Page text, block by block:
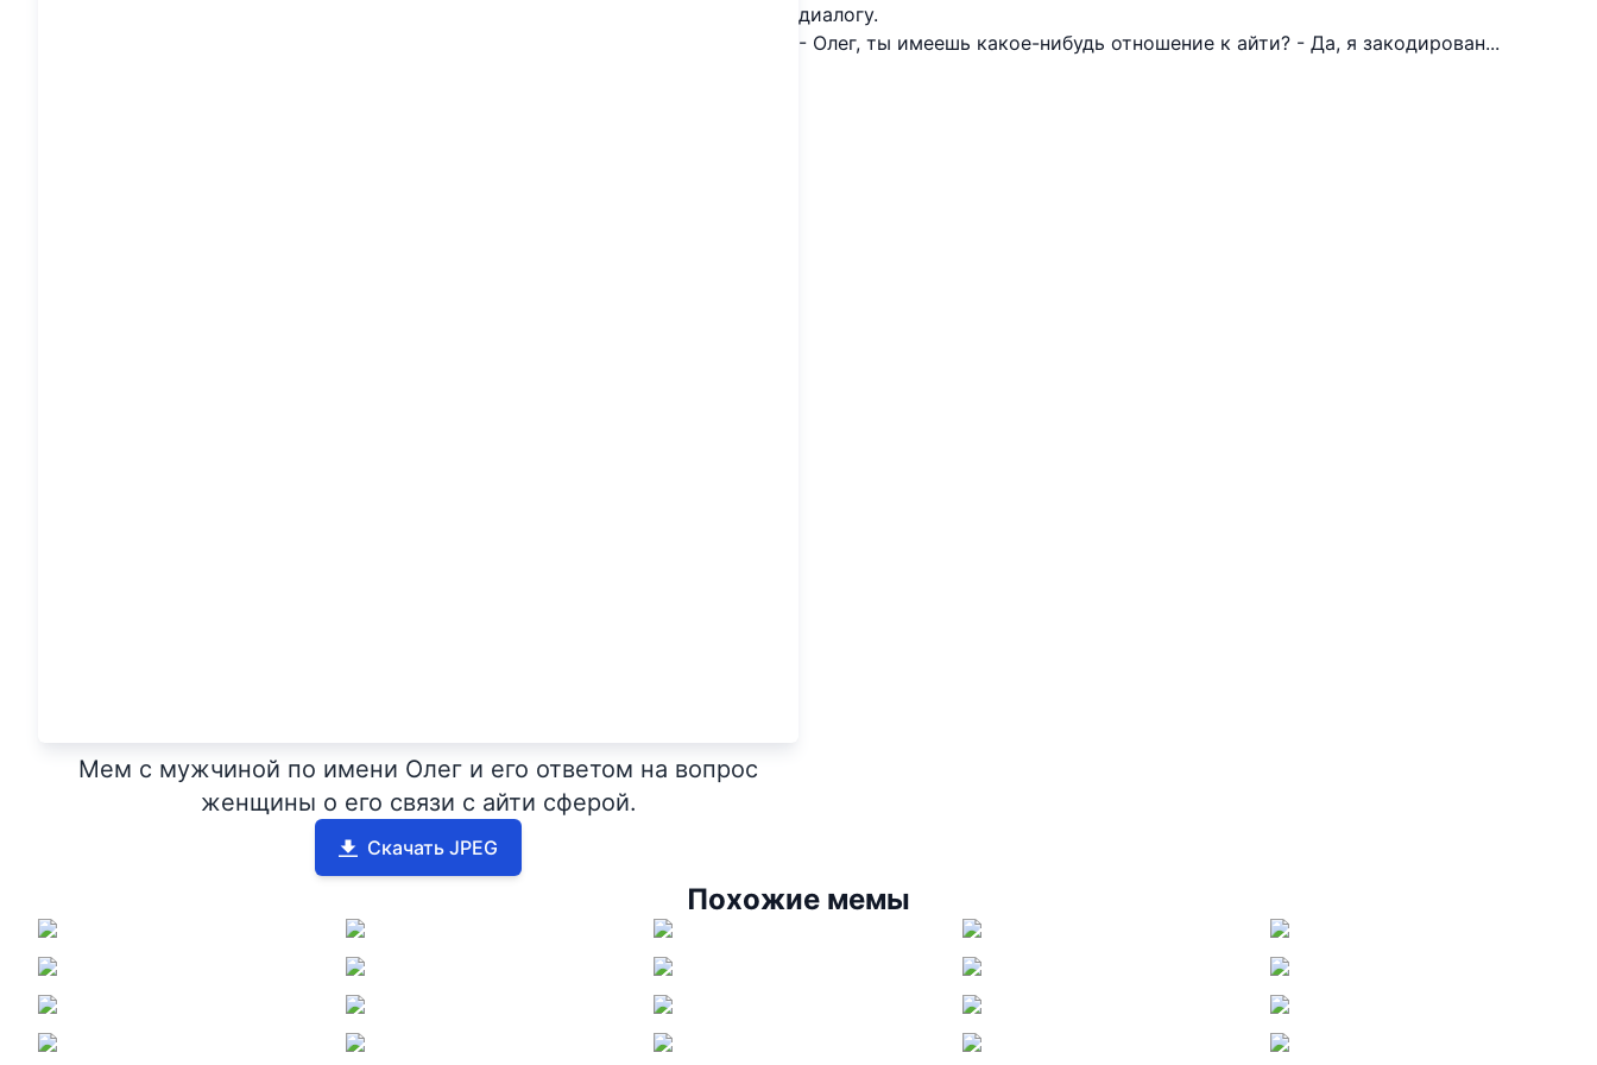
Мем с мужчиной по имени Олег и его ответом на вопрос
женщины о его связи с айти сферой.
Скачать JPEG
диалогу.
- Олег, ты имеешь какое-нибудь отношение к айти? - Да, я закодирован...
Похожие мемы